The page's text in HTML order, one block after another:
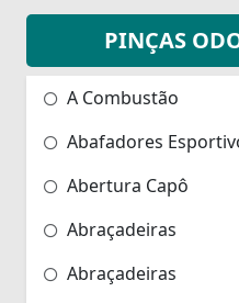
PINÇAS
A Combustão
Abafadores
Abertura Capô
Abraçadeiras
Abraçadeiras